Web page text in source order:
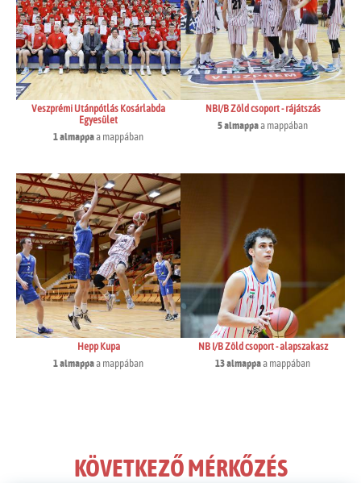
Veszprémi Utánpótlás Kosárlabda
Egyesület
1 almappaa mappában
NBI/B Zöld csoport - rájátszás
5 almappaa mappában
Hepp Kupa
1 almappaa mappában
NB I/B Zöld csoport - alapszakasz
13 almappaa mappában
KÖVETKEZŐ MÉRKŐZÉS